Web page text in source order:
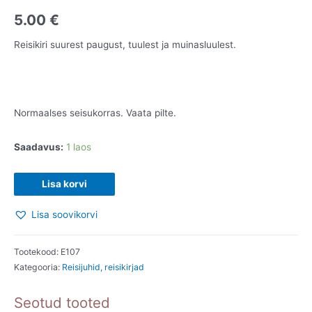
5.00 €
Reisikiri suurest paugust, tuulest ja muinasluulest.
Normaalses seisukorras. Vaata pilte.
Saadavus: 1 laos
HÕBEVALGEM.
LENNART
MERI.
kogus
Lisa korvi
Lisa soovikorvi
Tootekood: E107
Kategooria: Reisijuhid, reisikirjad
Seotud tooted